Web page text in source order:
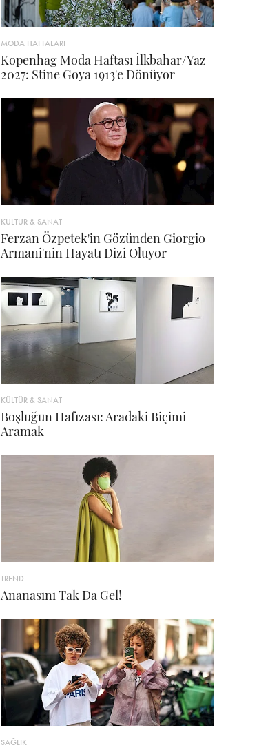
MODA HAFTALARI
Kopenhag Moda Haftası İlkbahar/Yaz
2027: Stine Goya 1913'e Dönüyor
KÜLTÜR & SANAT
Ferzan Özpetek'in Gözünden Giorgio
Armani'nin Hayatı Dizi Oluyor
KÜLTÜR & SANAT
Boşluğun Hafızası: Aradaki Biçimi
Aramak
TREND
Ananasını Tak Da Gel!
SAĞLIK